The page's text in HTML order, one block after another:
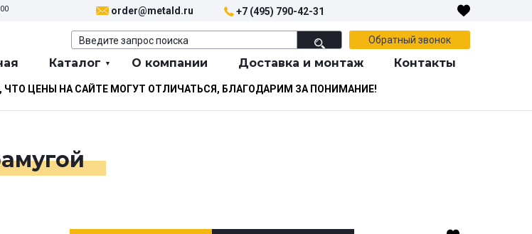
00 order@metald.ru +7 (495) 790-42-31
Обратный звонок
Каталог О компании Доставка и монтаж Контакты
ЦЕНЫ НА САЙТЕ МОГУТ ОТЛИЧАТЬСЯ, БЛАГОДАРИМ ЗА ПОНИМАНИЕ!